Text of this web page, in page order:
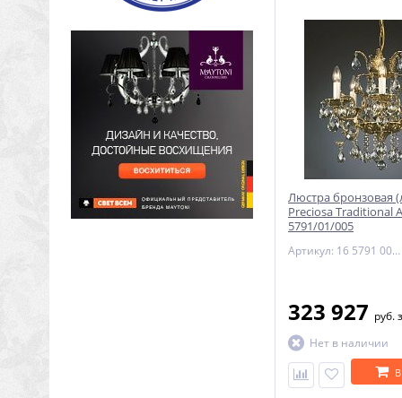
Люстра бронзовая
Preciosa Traditional
5791/01/005
Артикул: 16 5791 005 85 00 00 28
323 927 руб.
Нет в наличии